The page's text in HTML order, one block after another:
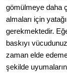
gömülmeye daha
almaları için
gerekmektedir.
baskıyı
zaman elde
şekilde